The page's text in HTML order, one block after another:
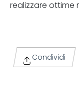
realizzare ottime
Condividi